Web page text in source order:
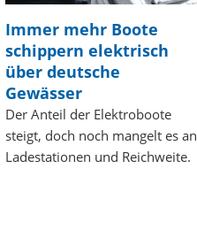
Immer mehr Boote
schippern elektrisch
über deutsche
Gewässer
Der Anteil der Elektroboote
steigt, doch noch mangelt es an
Ladestationen und Reichweite.